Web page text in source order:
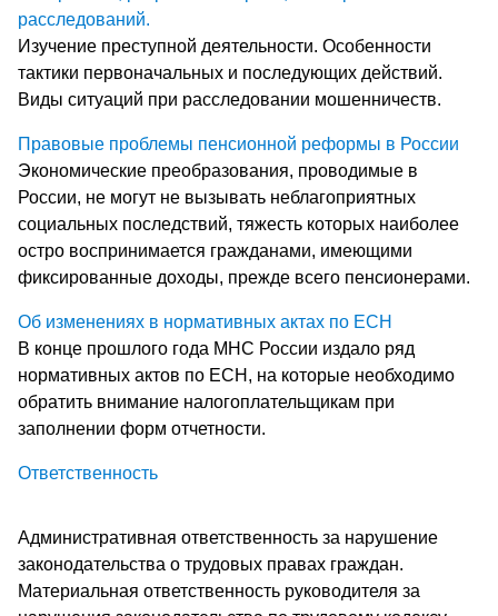
расследований.
Изучение преступной деятельности. Особенности
тактики первоначальных и последующих действий.
Виды ситуаций при расследовании мошенничеств.
Правовые проблемы пенсионной реформы в России
Экономические преобразования, проводимые в
России, не могут не вызывать неблагоприятных
социальных последствий, тяжесть которых наиболее
остро воспринимается гражданами, имеющими
фиксированные доходы, прежде всего пенсионерами.
Об изменениях в нормативных актах по ЕСН
В конце прошлого года МНС России издало ряд
нормативных актов по ЕСН, на которые необходимо
обратить внимание налогоплательщикам при
заполнении форм отчетности.
Ответственность
Административная ответственность за нарушение
законодательства о трудовых правах граждан.
Материальная ответственность руководителя за